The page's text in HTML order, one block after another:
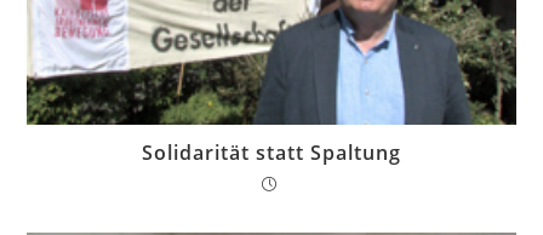
Solidarität statt Spaltung